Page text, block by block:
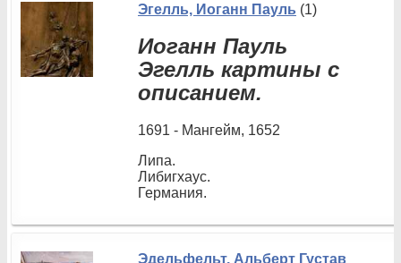
Эгелль, Иоганн Пауль (1)
Иоганн Пауль
Эгелль картины с
описанием.
1691 - Мангейм, 1652
Липа.
Либигхаус.
Германия.
Эдельфельт, Альберт Густав